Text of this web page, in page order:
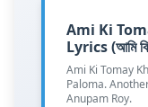
Ami Ki
Lyrics (আমি কি
Ami Ki Tomay
Paloma.
Anupam Roy.